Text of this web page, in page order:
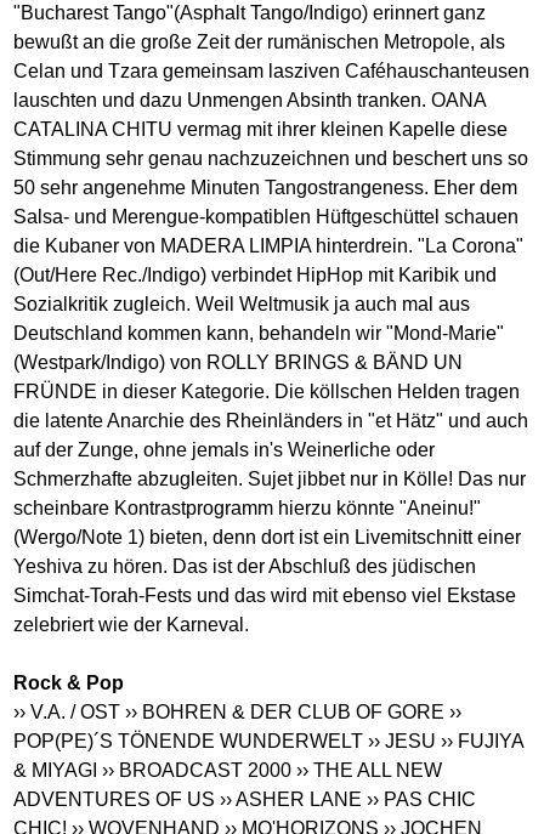
"Bucharest Tango"(Asphalt Tango/Indigo) erinnert ganz
bewußt an die große Zeit der rumänischen Metropole, als
Celan und Tzara gemeinsam lasziven Caféhauschanteusen
lauschten und dazu Unmengen Absinth tranken. OANA
CATALINA CHITU vermag mit ihrer kleinen Kapelle diese
Stimmung sehr genau nachzuzeichnen und beschert uns so
50 sehr angenehme Minuten Tangostrangeness. Eher dem
Salsa- und Merengue-kompatiblen Hüftgeschüttel schauen
die Kubaner von MADERA LIMPIA hinterdrein. "La Corona"
(Out/Here Rec./Indigo) verbindet HipHop mit Karibik und
Sozialkritik zugleich. Weil Weltmusik ja auch mal aus
Deutschland kommen kann, behandeln wir "Mond-Marie"
(Westpark/Indigo) von ROLLY BRINGS & BÄND UN
FRÜNDE in dieser Kategorie. Die köllschen Helden tragen
die latente Anarchie des Rheinländers in "et Hätz" und auch
auf der Zunge, ohne jemals in's Weinerliche oder
Schmerzhafte abzugleiten. Sujet jibbet nur in Kölle! Das nur
scheinbare Kontrastprogramm hierzu könnte "Aneinu!"
(Wergo/Note 1) bieten, denn dort ist ein Livemitschnitt einer
Yeshiva zu hören. Das ist der Abschluß des jüdischen
Simchat-Torah-Fests und das wird mit ebenso viel Ekstase
zelebriert wie der Karneval.
Rock & Pop
›› V.A. / OST ›› BOHREN & DER CLUB OF GORE ››
POP(PE)´S TÖNENDE WUNDERWELT ›› JESU ›› FUJIYA
& MIYAGI ›› BROADCAST 2000 ›› THE ALL NEW
ADVENTURES OF US ›› ASHER LANE ›› PAS CHIC
CHIC! ›› WOVENHAND ›› MO'HORIZONS ›› JOCHEN